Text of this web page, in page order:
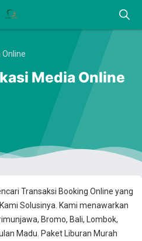
Transaksi Booking Online yang
Solusinya. Kami menawarkan
Bromo, Bali, Lombok,
Madu. Paket Liburan Murah
Media Online